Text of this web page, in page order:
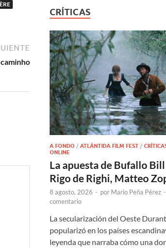
CRÍTICAS
A FONDO /ATLÁNTIDA FILM FEST /
ONLINE
La apuesta de Bufallo
Rigo de Righi, Matteo
8 agosto, 2026 - por Mario Peña Pérez -
comentario
La secularización del Oeste
popularizó en los países
leyenda que narraba cómo una